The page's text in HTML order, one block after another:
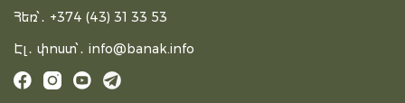
Հեռ՝․ +374 (43) 31 33 53
Էլ․ փոստ՝․ info@banak.info